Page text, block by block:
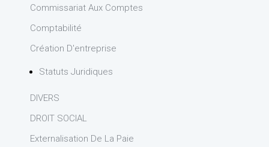
Commissariat Aux Comptes
Comptabilité
Création D'entreprise
Statuts Juridiques
DIVERS
DROIT SOCIAL
Externalisation De La Paie